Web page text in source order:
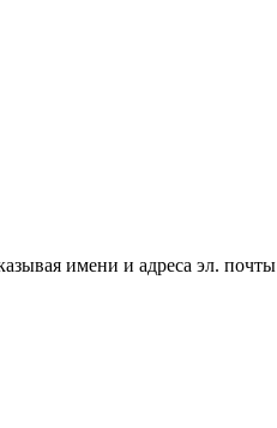
имени и адреса эл. почты